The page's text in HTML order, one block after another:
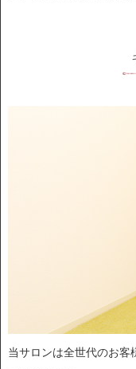
当サロンは全世代のお客